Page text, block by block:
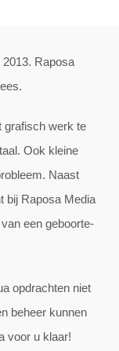
Raposa
grafisch werk te
Ook kleine
Naast
bij Raposa Media
een geboorte-
opdrachten niet
beheer kunnen
voor u klaar!